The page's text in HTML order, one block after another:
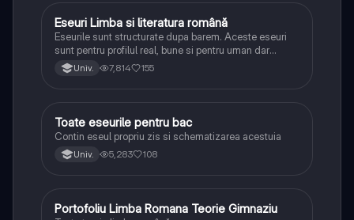
Limba și literatura română
Eseuri Limba si literatura română
Eseurile sunt structurate dupa barem. Aceste eseuri
sunt pentru profilul real, bune si pentru uman dar
lipsesc relatiile dintre personaje si caracrerizarile.
Univ. 7,814 155
Limba și literatura română
Toate eseurile pentru bac
Contin eseul propriu zis si schematizarea acestuia
Univ. 5,283 108
Limba și literatura română
Portofoliu Limba Romana Teorie Gimnaziu